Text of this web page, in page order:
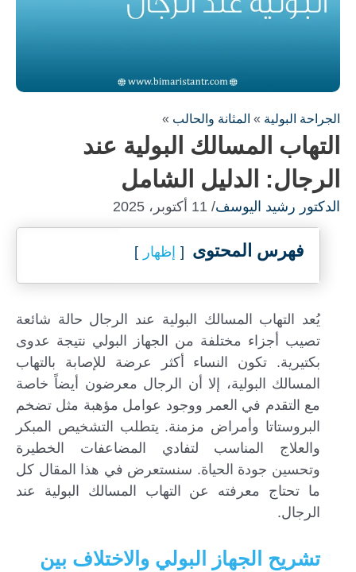
الجراحة البولية » المثانة والحالب »
التهاب المسالك البولية عند
الرجال: الدليل الشامل
الدكتور رشيد اليوسف/ 11 أكتوبر، 2025
فهرس المحتوى إظهار
يُعد التهاب المسالك البولية عند الرجال حالة شائعة
تصيب أجزاء مختلفة من الجهاز البولي نتيجة عدوى
بكتيرية. تكون النساء أكثر عرضة للإصابة بالتهاب
المسالك البولية، إلا أن الرجال معرضون أيضاً خاصة
مع التقدم في العمر ووجود عوامل مؤهبة مثل تضخم
البروستاتا وأمراض مزمنة. يتطلب التشخيص المبكر
والعلاج المناسب لتفادي المضاعفات الخطيرة
وتحسين جودة الحياة. سنستعرض في هذا المقال كل
ما تحتاج معرفته عن التهاب المسالك البولية عند
الرجال.
تشريح الجهاز البولي والاختلاف بين